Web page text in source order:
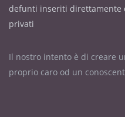
defunti inseriti direttamente
privati
Il nostro intento è di creare
proprio caro od un